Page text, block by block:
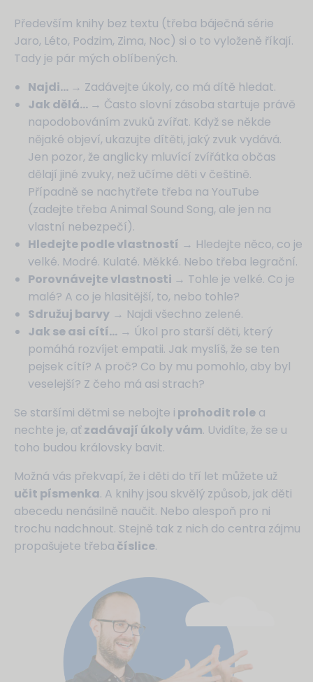
Především knihy bez textu (třeba báječná série
Jaro, Léto, Podzim, Zima, Noc) si o to vyloženě říkají.
Tady je pár mých oblíbených.
Najdi… → Zadávejte úkoly, co má dítě hledat.
Jak dělá… → Často slovní zásoba startuje právě
napodobováním zvuků zvířat. Když se někde
nějaké objeví, ukazujte dítěti, jaký zvuk vydává.
Jen pozor, že anglicky mluvící zvířátka občas
dělají jiné zvuky, než učíme děti v češtině.
Případně se nachytřete třeba na YouTube
(zadejte třeba Animal Sound Song, ale jen na
vlastní nebezpečí).
Hledejte podle vlastností → Hledejte něco, co je
velké. Modré. Kulaté. Měkké. Nebo třeba legrační.
Porovnávejte vlastnosti → Tohle je velké. Co je
malé? A co je hlasitější, to, nebo tohle?
Sdružuj barvy → Najdi všechno zelené.
Jak se asi cítí… → Úkol pro starší děti, který
pomáhá rozvíjet empatii. Jak myslíš, že se ten
pejsek cítí? A proč? Co by mu pomohlo, aby byl
veselejší? Z čeho má asi strach?
Se staršími dětmi se nebojte i prohodit role a
nechte je, aťzadávají úkoly vám. Uvidíte, že se u
toho budou královsky bavit.
Možná vás překvapí, že i děti do tří let můžete už
učit písmenka. A knihy jsou skvělý způsob, jak děti
abecedu nenásilně naučit. Nebo alespoň pro ni
trochu nadchnout. Stejně tak z nich do centra zájmu
propašujete třeba číslice.